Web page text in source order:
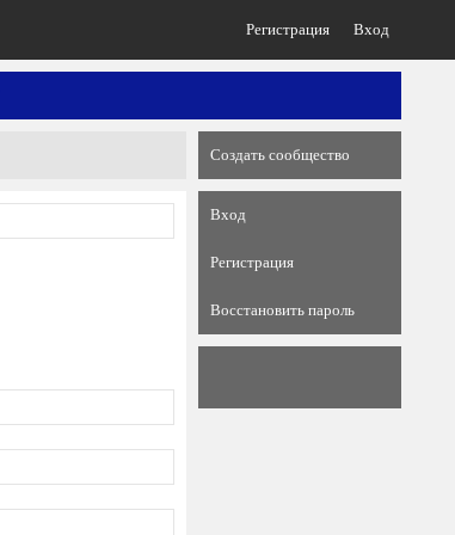
Регистрация Вход
Создать сообщество
Вход
Регистрация
Восстановить пароль